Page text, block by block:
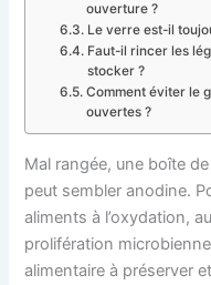
ouverture ?
Le verre est-il
Faut-il rincer les
stocker ?
Comment éviter le
ouvertes ?
Mal rangée, une boîte
peut sembler anodine.
aliments à l’oxydation,
prolifération
alimentaire à préserver